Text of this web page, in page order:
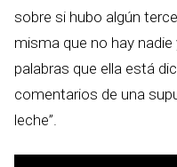
sobre si hubo algún
misma que no hay
palabras que ella está
comentarios de una
leche”.